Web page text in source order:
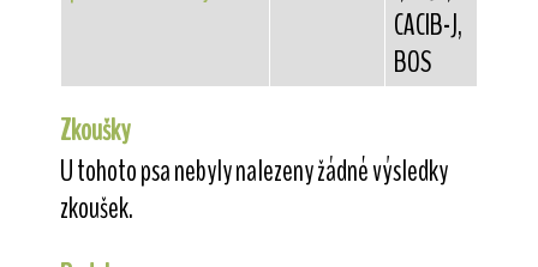
CACIB-J,
BOS
Zkoušky
U tohoto psa nebyly nalezeny žádné výsledky
zkoušek.